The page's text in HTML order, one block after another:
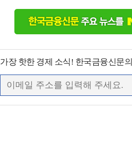
가장 핫한 경제 소식! 한국금융신문의